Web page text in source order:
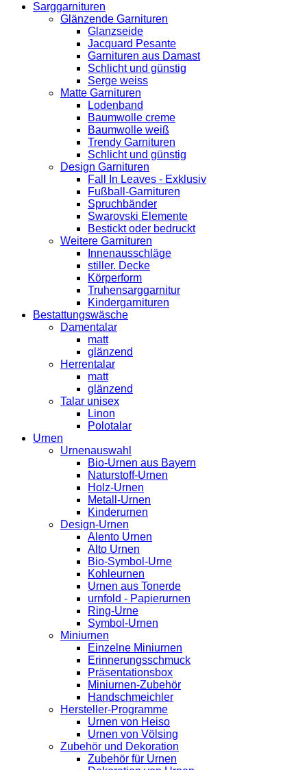
Sarggarnituren
Glänzende Garnituren
Glanzseide
Jacquard Pesante
Garnituren aus Damast
Schlicht und günstig
Serge weiss
Matte Garnituren
Lodenband
Baumwolle creme
Baumwolle weiß
Trendy Garnituren
Schlicht und günstig
Design Garnituren
Fall In Leaves - Exklusiv
Fußball-Garnituren
Spruchbänder
Swarovski Elemente
Bestickt oder bedruckt
Weitere Garnituren
Innenausschläge
stiller. Decke
Körperform
Truhensarggarnitur
Kindergarnituren
Bestattungswäsche
Damentalar
matt
glänzend
Herrentalar
matt
glänzend
Talar unisex
Linon
Polotalar
Urnen
Urnenauswahl
Bio-Urnen aus Bayern
Naturstoff-Urnen
Holz-Urnen
Metall-Urnen
Kinderurnen
Design-Urnen
Alento Urnen
Alto Urnen
Bio-Symbol-Urne
Kohleurnen
Urnen aus Tonerde
urnfold - Papierurnen
Ring-Urne
Symbol-Urnen
Miniurnen
Einzelne Miniurnen
Erinnerungsschmuck
Präsentationsbox
Miniurnen-Zubehör
Handschmeichler
Hersteller-Programme
Urnen von Heiso
Urnen von Völsing
Zubehör und Dekoration
Zubehör für Urnen